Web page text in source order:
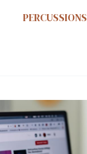
PERCUSSIONS